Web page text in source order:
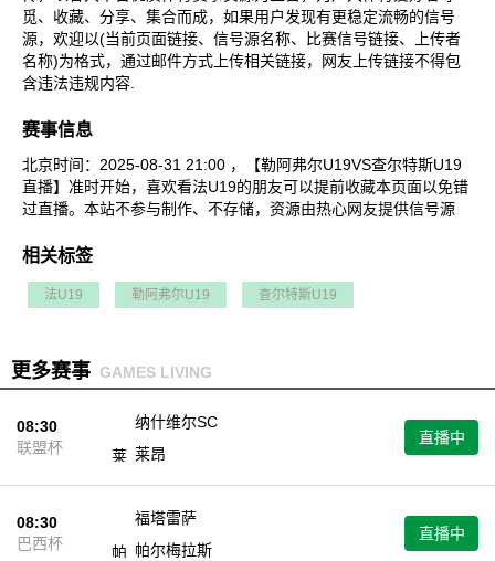
觅、收藏、分享、集合而成，如果用户发现有更稳定流畅的信号
源，欢迎以(当前页面链接、信号源名称、比赛信号链接、上传者
名称)为格式，通过邮件方式上传相关链接，网友上传链接不得包
含违法违规内容.
赛事信息
北京时间：2025-08-31 21:00 ，【勒阿弗尔U19VS查尔特斯U19
直播】准时开始，喜欢看法U19的朋友可以提前收藏本页面以免错
过直播。本站不参与制作、不存储，资源由热心网友提供信号源
相关标签
法U19 勒阿弗尔U19 查尔特斯U19
更多赛事 GAMES LIVING
08:30
联盟杯
纳什维尔SC
莱昂
直播中
08:30
巴西杯
福塔雷萨
帕尔梅拉斯
直播中